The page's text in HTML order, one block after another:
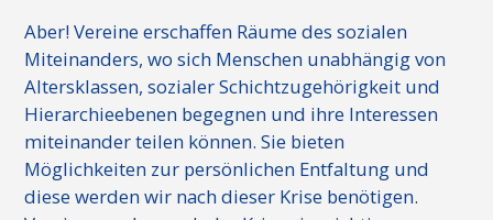
Aber! Vereine erschaffen Räume des sozialen
Miteinanders, wo sich Menschen unabhängig von
Altersklassen, sozialer Schichtzugehörigkeit und
Hierarchieebenen begegnen und ihre Interessen
miteinander teilen können. Sie bieten
Möglichkeiten zur persönlichen Entfaltung und
diese werden wir nach dieser Krise benötigen.